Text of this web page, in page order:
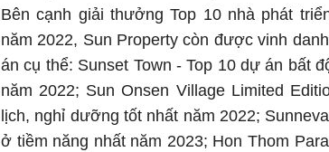
Bên cạnh giải thưởng Top 10 nhà phát
năm 2022, Sun Property còn được vinh
án cụ thể: Sunset Town - Top 10 dự án bất
năm 2022; Sun Onsen Village Limited
lịch, nghỉ dưỡng tốt nhất năm 2022;
ở tiềm năng nhất năm 2023; Hon Thom